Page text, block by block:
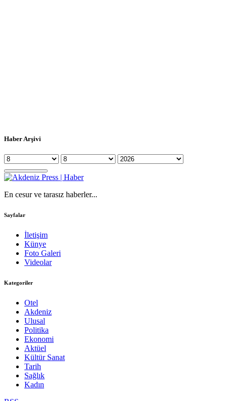
Haber Arşivi
En cesur ve tarasız haberler...
Sayfalar
İletişim
Künye
Foto Galeri
Videolar
Kategoriler
Otel
Akdeniz
Ulusal
Politika
Ekonomi
Aktüel
Kültür Sanat
Tarih
Sağlık
Kadın